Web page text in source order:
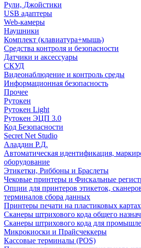
Рули, Джойстики
USB адаптеры
Web-камеры
Наушники
Комплект (клавиатура+мышь)
Средства контроля и безопасности
Датчики и аксессуары
СКУД
Видеонаблюдение и контроль среды
Информационная безопасность
Прочее
Рутокен
Рутокен Light
Рутокен ЭЦП 3.0
Код Безопасности
Secret Net Studio
Аладдин Р.Д.
Автоматическая идентификация,
оборудование
Этикетки, Риббоны и Браслеты
Чековые принтеры и Фискальные
Опции для принтеров этикеток,
терминалов сбора данных
Принтеры печати на пластиковых картах
Сканеры штрихового кода общего
Сканеры штрихового кода для
Микрокиоски и Прайсчеккеры
Кассовые терминалы (POS)